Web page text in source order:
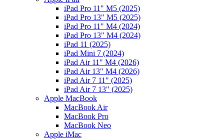
iPad Pro 11" M5 (2025)
iPad Pro 13" M5 (2025)
iPad Pro 11" M4 (2024)
iPad Pro 13" M4 (2024)
iPad 11 (2025)
iPad Mini 7 (2024)
iPad Air 11" M4 (2026)
iPad Air 13" M4 (2026)
iPad Air 7 11" (2025)
iPad Air 7 13" (2025)
Apple MacBook
MacBook Air
MacBook Pro
MacBook Neo
Apple iMac